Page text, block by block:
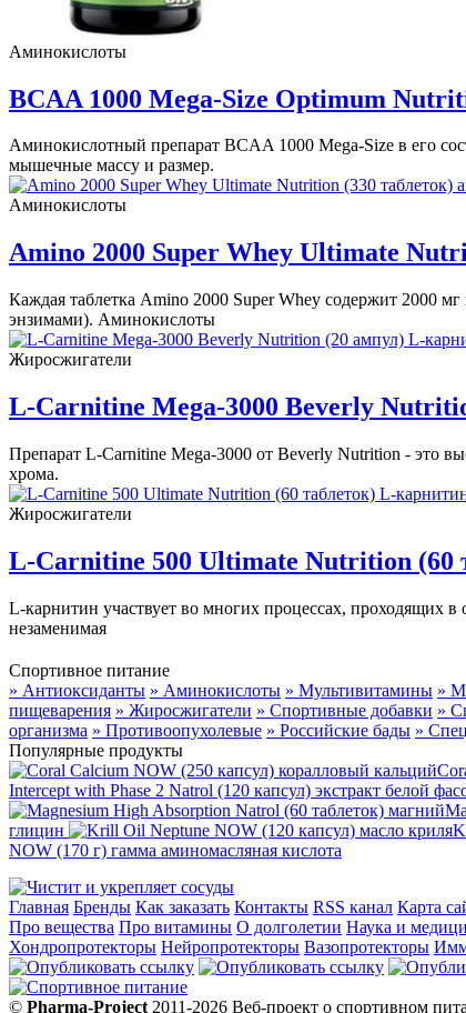
Аминокислоты
BCAA 1000 Mega-Size Optimum
Аминокислотный препарат BCAA 1000 Mega-Size в его
мышечные массу и размер.
Аминокислоты
Amino 2000 Super Whey Ultimate
Каждая таблетка Amino 2000 Super Whey содержит 2000
энзимами). Аминокислоты
Жиросжигатели
L-Carnitine Mega-3000 Beverly
Препарат L-Carnitine Mega-3000 от Beverly Nutrition - это
хрома.
Жиросжигатели
L-Carnitine 500 Ultimate Nutrition (60
L-карнитин участвует во многих процессах, проходящих
незаменимая
Спортивное питание
» Антиоксиданты » Аминокислоты » Мультивитамины »
пищеварения » Жиросжигатели » Спортивные добавки »
организма » Противоопухолевые » Российские бады »
Популярные продукты
Intercept with Phase 2 Natrol (120 капсул) экстракт белой
глицин
NOW (170 г) гамма аминомасляная кислота
Главная Бренды Как заказать Контакты RSS канал Карта
Про вещества Про витамины О долголетии Наука и
Хондропротекторы Нейропротекторы Вазопротекторы
© Pharma-Project 2011-2026 Веб-проект о спортивном